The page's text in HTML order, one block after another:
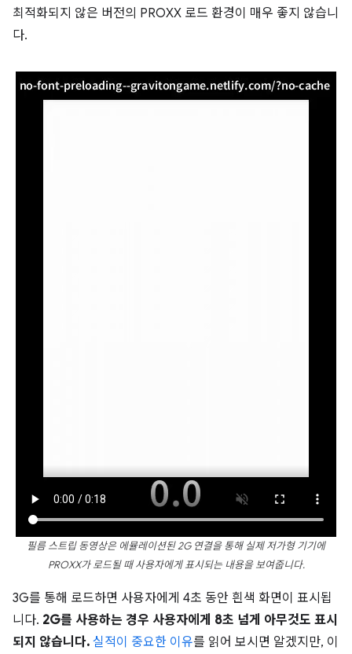
최적화되지 않은 버전의 PROXX 로드 환경이 매우 좋지 않습니
다.
필름 스트립 동영상은 에뮬레이션된 2G 연결을 통해 실제 저가형 기기에
PROXX가 로드될 때 사용자에게 표시되는 내용을 보여줍니다.
3G를 통해 로드하면 사용자에게 4초 동안 흰색 화면이 표시됩
니다. 2G를 사용하는 경우 사용자에게 8초 넘게 아무것도 표시
되지 않습니다. 실적이 중요한 이유를 읽어 보시면 알겠지만, 이